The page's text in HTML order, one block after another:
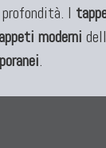
I
moderni
.